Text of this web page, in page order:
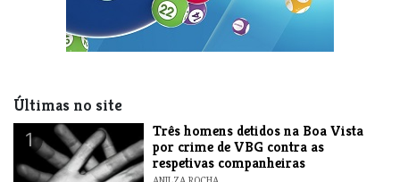
Últimas no site
1
Três homens detidos na Boa Vista
por crime de VBG contra as
respetivas companheiras